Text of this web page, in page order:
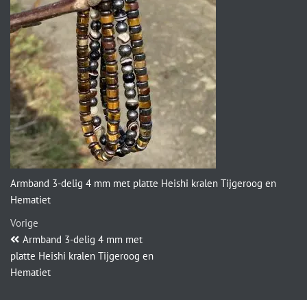
Armband 3-delig 4 mm met platte Heishi kralen Tijgeroog en
Hematiet
Vorige
Armband 3-delig 4 mm met
platte Heishi kralen Tijgeroog en
Hematiet